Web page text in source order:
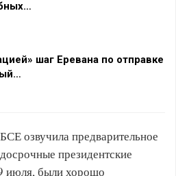
шаг Еревана по отправке
озвучила предварительное
президентские
июля, были хорошо